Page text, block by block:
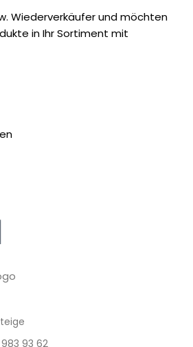
Wiederverkäufer und möchten
in Ihr Sortiment mit